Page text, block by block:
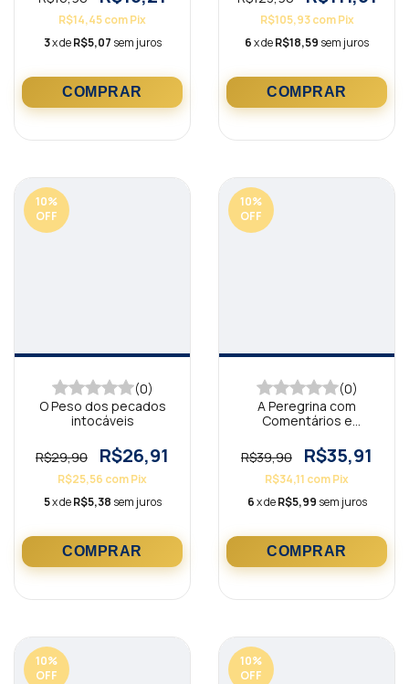
R$14,45comPix
3x deR$5,07 sem juros
R$105,93com Pix
6x deR$18,59 sem juros
10%
OFF
(0)
O Peso dos pecados
intocáveis
R$29,90 R$26,91
R$25,56 comPix
5x deR$5,38 sem juros
10%
OFF
(0)
A Peregrina com
Comentários e
R$39,90
R$35,91
R$34,11 comPix
6x deR$5,99 sem juros
10%
OFF
10%
OFF